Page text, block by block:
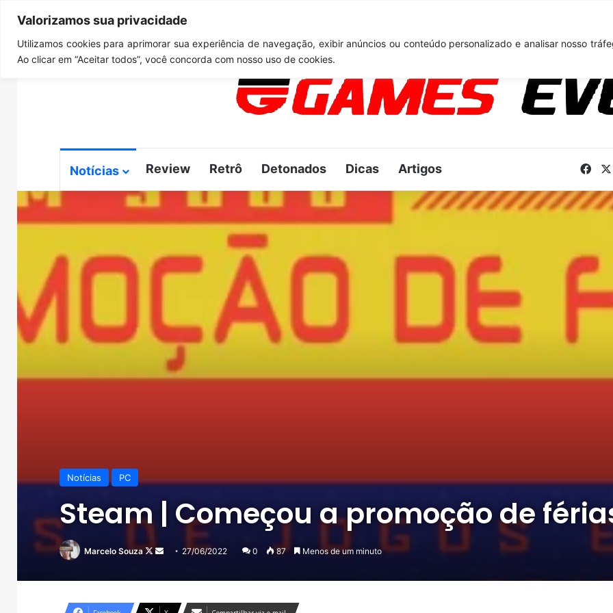
Valorizamos sua privacidade
Utilizamos cookies para aprimorar sua experiência de navegação, exibir anúncios ou conteúdo personalizado e analisar nosso
Ao clicar em “Aceitar todos”, você concorda com nosso uso de cookies.
sábado, agosto 8 2026
Notícias Review Retrô Detonados Dicas Artigos
Notícias PC
Steam | Começou a promoção de
Marcelo Souza
Follow
X
Mande
e-
27/06/2022 0 87 Menos de um minuto